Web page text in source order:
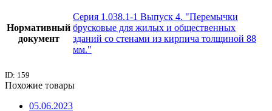
Нормативный
документ
Серия 1.038.1-1 Выпуск 4. "Перемычки
брусковые для жилых и общественных
зданий со стенами из кирпича толщиной 88
мм."
ID: 159
Похожие товары
05.06.2023